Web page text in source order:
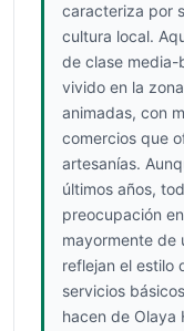
caracteriza por
cultura local.
de clase media-
vivido en la
animadas, con
comercios que
artesanías.
últimos años,
preocupación
mayormente de
reflejan el estilo
servicios
hacen de Olaya